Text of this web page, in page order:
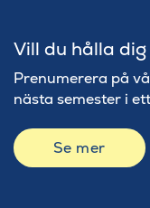
Vill du hålla
Prenumerera på
nästa semester i
Se mer